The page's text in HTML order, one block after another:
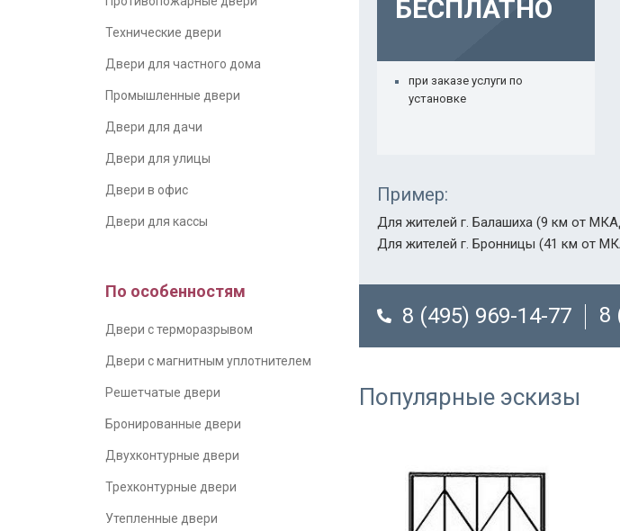
Технические двери
Двери для частного дома
Промышленные двери
Двери для дачи
Двери для улицы
Двери в офис
Двери для кассы
По особенностям
Двери с терморазрывом
Двери с магнитным уплотнителем
Решетчатые двери
Бронированные двери
Двухконтурные двери
Трехконтурные двери
Утепленные двери
БЕСПЛАТНО
при заказе услуги по
установке
Пример:
Для жителей г. Балашиха (9 км от
Для жителей г. Бронницы (41 км от
8 (495) 969-14-77 8
Популярные эскизы